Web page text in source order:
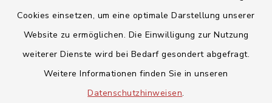
Cookies einsetzen, um eine optimale Darstellung unserer
Website zu ermöglichen. Die Einwilligung zur Nutzung
weiterer Dienste wird bei Bedarf gesondert abgefragt.
Weitere Informationen finden Sie in unseren
Datenschutzhinweisen.
Barrierefreiheit